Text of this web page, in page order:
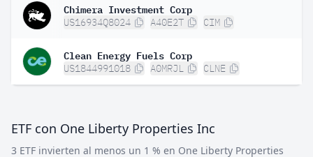
Chimera Investment Corp
US16934Q8024 A40E2T CIM
Clean Energy Fuels Corp
US1844991018 A0MRJL CLNE
ETF con One Liberty Properties Inc
3 ETF invierten al menos un 1 % en One Liberty Properties